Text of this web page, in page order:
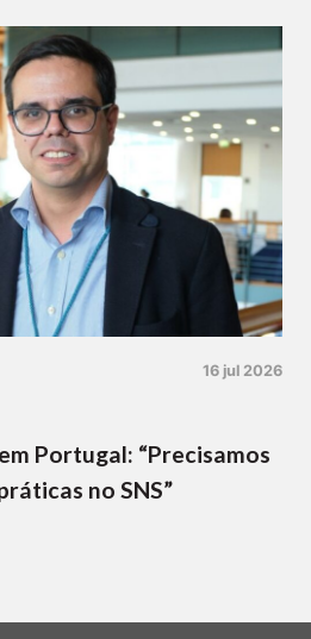
16 jul 2026
Portugal: “Precisamos
no SNS”